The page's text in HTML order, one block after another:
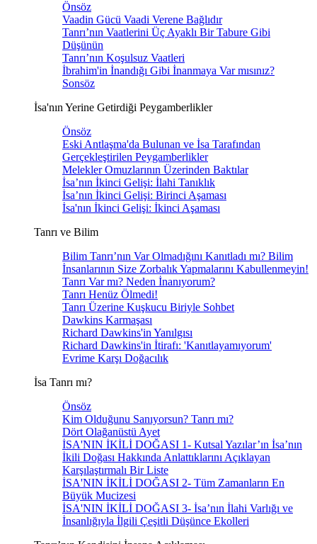
Önsöz
Vaadin Gücü Vaadi Verene Bağlıdır
Tanrı’nın Vaatlerini Üç Ayaklı Bir Tabure Gibi
Düşünün
Tanrı’nın Koşulsuz Vaatleri
İbrahim'in İnandığı Gibi İnanmaya Var mısınız?
Sonsöz
İsa'nın Yerine Getirdiği Peygamberlikler
Önsöz
Eski Antlaşma'da Bulunan ve İsa Tarafından
Gerçekleştirilen Peygamberlikler
Melekler Omuzlarının Üzerinden Baktılar
İsa’nın İkinci Gelişi: İlahi Tanıklık
İsa’nın İkinci Gelişi: Birinci Aşaması
İsa'nın İkinci Gelişi: İkinci Aşaması
Tanrı ve Bilim
Bilim Tanrı’nın Var Olmadığını Kanıtladı mı? Bilim
İnsanlarının Size Zorbalık Yapmalarını Kabullenmeyin!
Tanrı Var mı? Neden İnanıyorum?
Tanrı Henüz Ölmedi!
Tanrı Üzerine Kuşkucu Biriyle Sohbet
Dawkins Karmaşası
Richard Dawkins'in Yanılgısı
Richard Dawkins'in İtirafı: 'Kanıtlayamıyorum'
Evrime Karşı Doğacılık
İsa Tanrı mı?
Önsöz
Kim Olduğunu Sanıyorsun? Tanrı mı?
Dört Olağanüstü Ayet
İSA'NIN İKİLİ DOĞASI 1- Kutsal Yazılar’ın İsa’nın
İkili Doğası Hakkında Anlattıklarını Açıklayan
Karşılaştırmalı Bir Liste
İSA'NIN İKİLİ DOĞASI 2- Tüm Zamanların En
Büyük Mucizesi
İSA'NIN İKİLİ DOĞASI 3- İsa’nın İlahi Varlığı ve
İnsanlığıyla İlgili Çeşitli Düşünce Ekolleri